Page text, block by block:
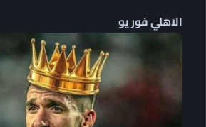
الاهلي فور يو